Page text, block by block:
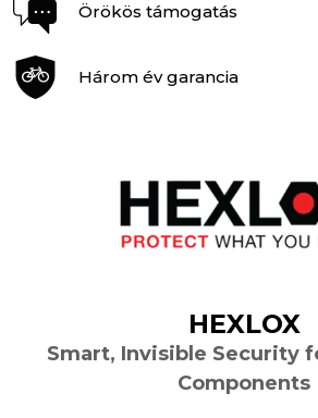
Örökös támogatás
Három év garancia
HEXLOX
Smart, Invisible Security
Components